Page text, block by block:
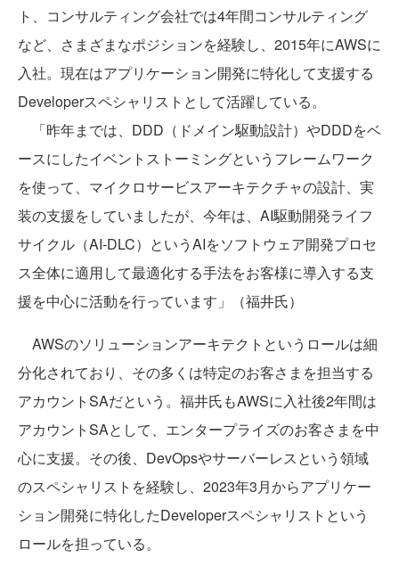
ト、コンサルティング会社では4年間コンサルティング
など、さまざまなポジションを経験し、2015年にAWSに
入社。現在はアプリケーション開発に特化して支援する
Developerスペシャリストとして活躍している。
「昨年までは、DDD（ドメイン駆動設計）やDDDをベ
ースにしたイベントストーミングというフレームワーク
を使って、マイクロサービスアーキテクチャの設計、実
装の支援をしていましたが、今年は、AI駆動開発ライフ
サイクル（AI-DLC）というAIをソフトウェア開発プロセ
ス全体に適用して最適化する手法をお客様に導入する支
援を中心に活動を行っています」（福井氏）
AWSのソリューションアーキテクトというロールは細
分化されており、その多くは特定のお客さまを担当する
アカウントSAだという。福井氏もAWSに入社後2年間は
アカウントSAとして、エンタープライズのお客さまを中
心に支援。その後、DevOpsやサーバーレスという領域
のスペシャリストを経験し、2023年3月からアプリケー
ション開発に特化したDeveloperスペシャリストという
ロールを担っている。